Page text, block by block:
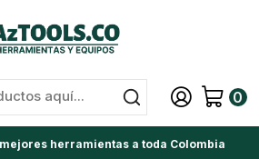
0
herramientas a toda Colombia